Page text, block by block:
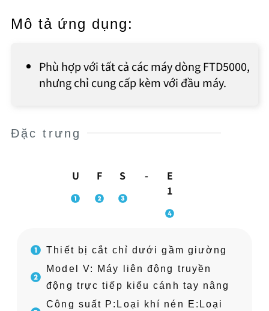
Mô tả ứng dụng:
Phù hợp với tất cả các máy dòng FTD5000,
nhưng chỉ cung cấp kèm với đầu máy.
Đặc trưng
U F S -
E
1
Thiết bị cắt chỉ dưới gầm giường
Model V: Máy liên động truyền
động trực tiếp kiểu cánh tay nâng
Công suất P:Loại khí nén E:Loại